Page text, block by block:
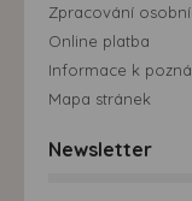
Zpracování
Online platba
Informace k
Mapa stránek
Newsletter